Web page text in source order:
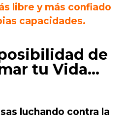
libre y más confiado
capacidades.
de
tu Vida…
luchando contra la